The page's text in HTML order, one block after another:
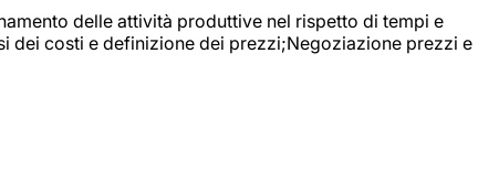
delle attività produttive nel rispetto di tempi e
dei costi e definizione dei prezzi;Negoziazione prezzi e